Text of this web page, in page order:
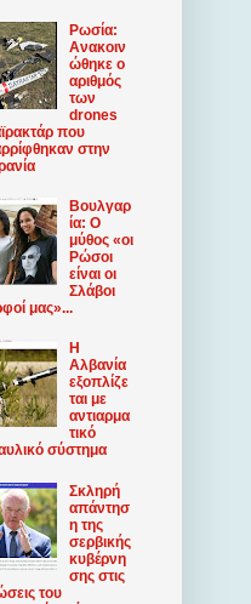
Ρωσία:
Ανακοιν
ώθηκε ο
αριθμός
των
drones
που
στην
Βουλγαρ
ία: Ο
μύθος «οι
Ρώσοι
είναι οι
Σλάβοι
μας»...
Η
Αλβανία
εξοπλίζε
ται με
αντιαρμα
τικό
σύστημα
Σκληρή
απάντησ
η της
σερβικής
κυβέρνη
σης στις
του